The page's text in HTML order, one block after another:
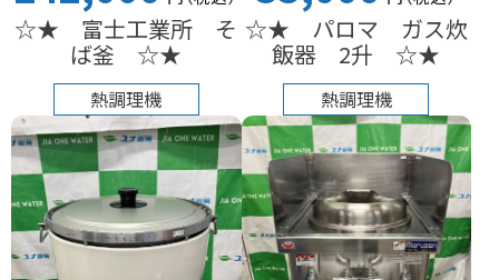
☆★ 富士工業所 そ
ば釜 ☆★
熱調理機
☆★ パロマ ガス炊
飯器 2升 ☆★
熱調理機